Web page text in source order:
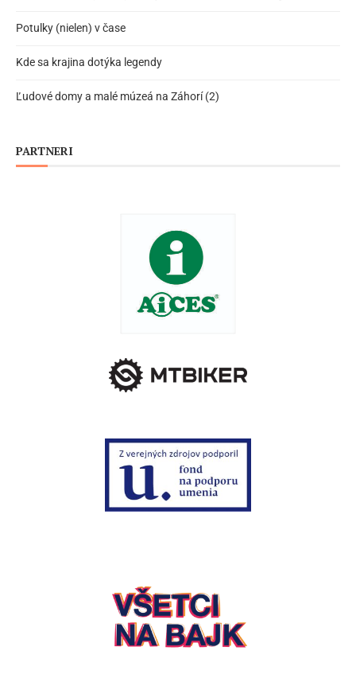
Potulky (nielen) v čase
Kde sa krajina dotýka legendy
Ľudové domy a malé múzeá na Záhorí (2)
PARTNERI